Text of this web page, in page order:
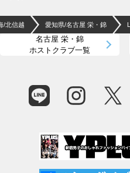
/北信越 愛知県/名古屋 栄・錦
名古屋 栄・錦
ホストクラブ一覧